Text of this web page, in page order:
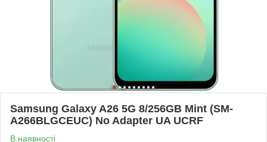
Samsung Galaxy A26 5G 8/256GB Mint (SM-
A266BLGCEUC) No Adapter UA UCRF
В наявності